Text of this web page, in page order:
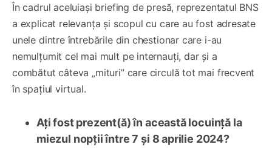
În cadrul aceluiași briefing de presă, reprezentatul BNS
a explicat relevanța și scopul cu care au fost adresate
unele dintre întrebările din chestionar care i-au
nemulțumit cel mai mult pe internauți, dar și a
combătut câteva „mituri” care circulă tot mai frecvent
în spațiul virtual.
Ați fost prezent(ă) în această locuință la
miezul nopții între 7 și 8 aprilie 2024?